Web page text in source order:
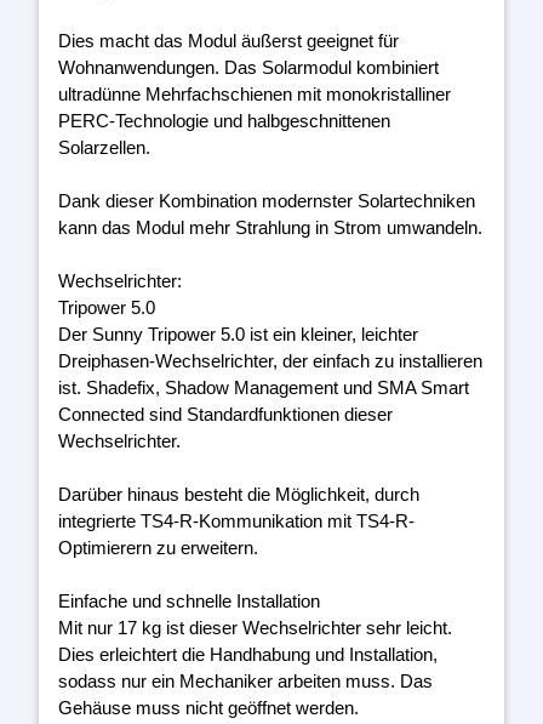
Dies macht das Modul äußerst geeignet für
Wohnanwendungen. Das Solarmodul kombiniert
ultradünne Mehrfachschienen mit monokristalliner
PERC-Technologie und halbgeschnittenen
Solarzellen.
Dank dieser Kombination modernster Solartechniken
kann das Modul mehr Strahlung in Strom umwandeln.
Wechselrichter:
Tripower 5.0
Der Sunny Tripower 5.0 ist ein kleiner, leichter
Dreiphasen-Wechselrichter, der einfach zu installieren
ist. Shadefix, Shadow Management und SMA Smart
Connected sind Standardfunktionen dieser
Wechselrichter.
Darüber hinaus besteht die Möglichkeit, durch
integrierte TS4-R-Kommunikation mit TS4-R-
Optimierern zu erweitern.
Einfache und schnelle Installation
Mit nur 17 kg ist dieser Wechselrichter sehr leicht.
Dies erleichtert die Handhabung und Installation,
sodass nur ein Mechaniker arbeiten muss. Das
Gehäuse muss nicht geöffnet werden.